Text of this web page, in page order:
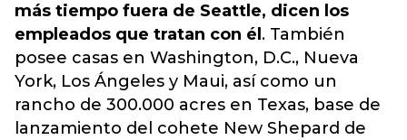
más tiempo fuera de Seattle, dicen los
empleados que tratan con él . También
posee casas en Washington, D.C., Nueva
York, Los Ángeles y Maui, así como un
rancho de 300.000 acres en Texas, base de
lanzamiento del cohete New Shepard de